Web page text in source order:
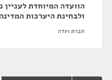
הוועדה המיוחדת לעניין
ולבחינת היערכות
חברת ועדה